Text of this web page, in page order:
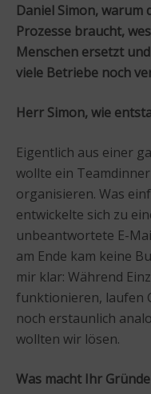
Daniel Simon,
Prozesse braucht,
Menschen ersetzt
viele Betriebe noch
Herr Simon, wie
Eigentlich aus einer
wollte ein
organisieren. Was
entwickelte sich zu
unbeantwortete E-
am Ende kam keine
mir klar: Während
funktionieren, laufen
noch erstaunlich
wollten wir lösen.
Was macht Ihr